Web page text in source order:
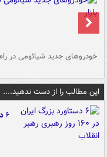
خودروهای جدید شیائومی در راه
این مطالب را از دست ندهید....
۶ دستاورد بزرگ ایران در ۱۶۰ روز رهبری رهبر انقلاب